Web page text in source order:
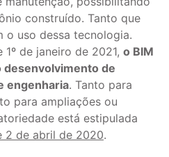
construído. Tanto que
o uso dessa tecnologia.
de janeiro de 2021, o BIM
desenvolvimento de
engenharia. Tanto para
para ampliações ou
está estipulada
2 de abril de 2020.